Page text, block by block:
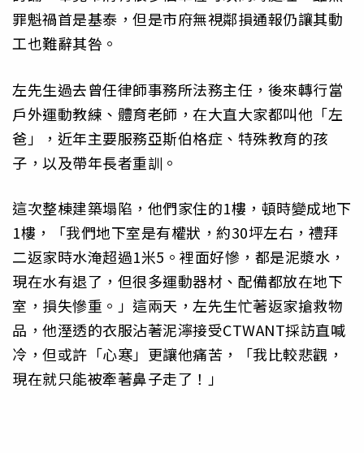
罪魁禍首是基泰，但是市府無視鄰損通報仍讓其動
工也難辭其咎。
左先生過去曾任律師事務所法務主任，後來轉行當
戶外運動教練、體育老師，在大直大家都叫他「左
爸」，近年主要服務亞斯伯格症、特殊教育的孩
子，以及帶年長者重訓。
這次整棟建築塌陷，他們家住的1樓，頓時變成地下
1樓，「我們地下室是有權狀，約30坪左右，禮拜
二返家時水淹超過1米5。裡面好慘，都是泥漿水，
現在水有退了，但很多運動器材、配備都放在地下
室，損失慘重。」這兩天，左先生忙著返家搶救物
品，他溼透的衣服沾著泥濘接受CTWANT採訪直喊
冷，但或許「心寒」更讓他痛苦，「我比較悲觀，
現在就只能被牽著鼻子走了！」